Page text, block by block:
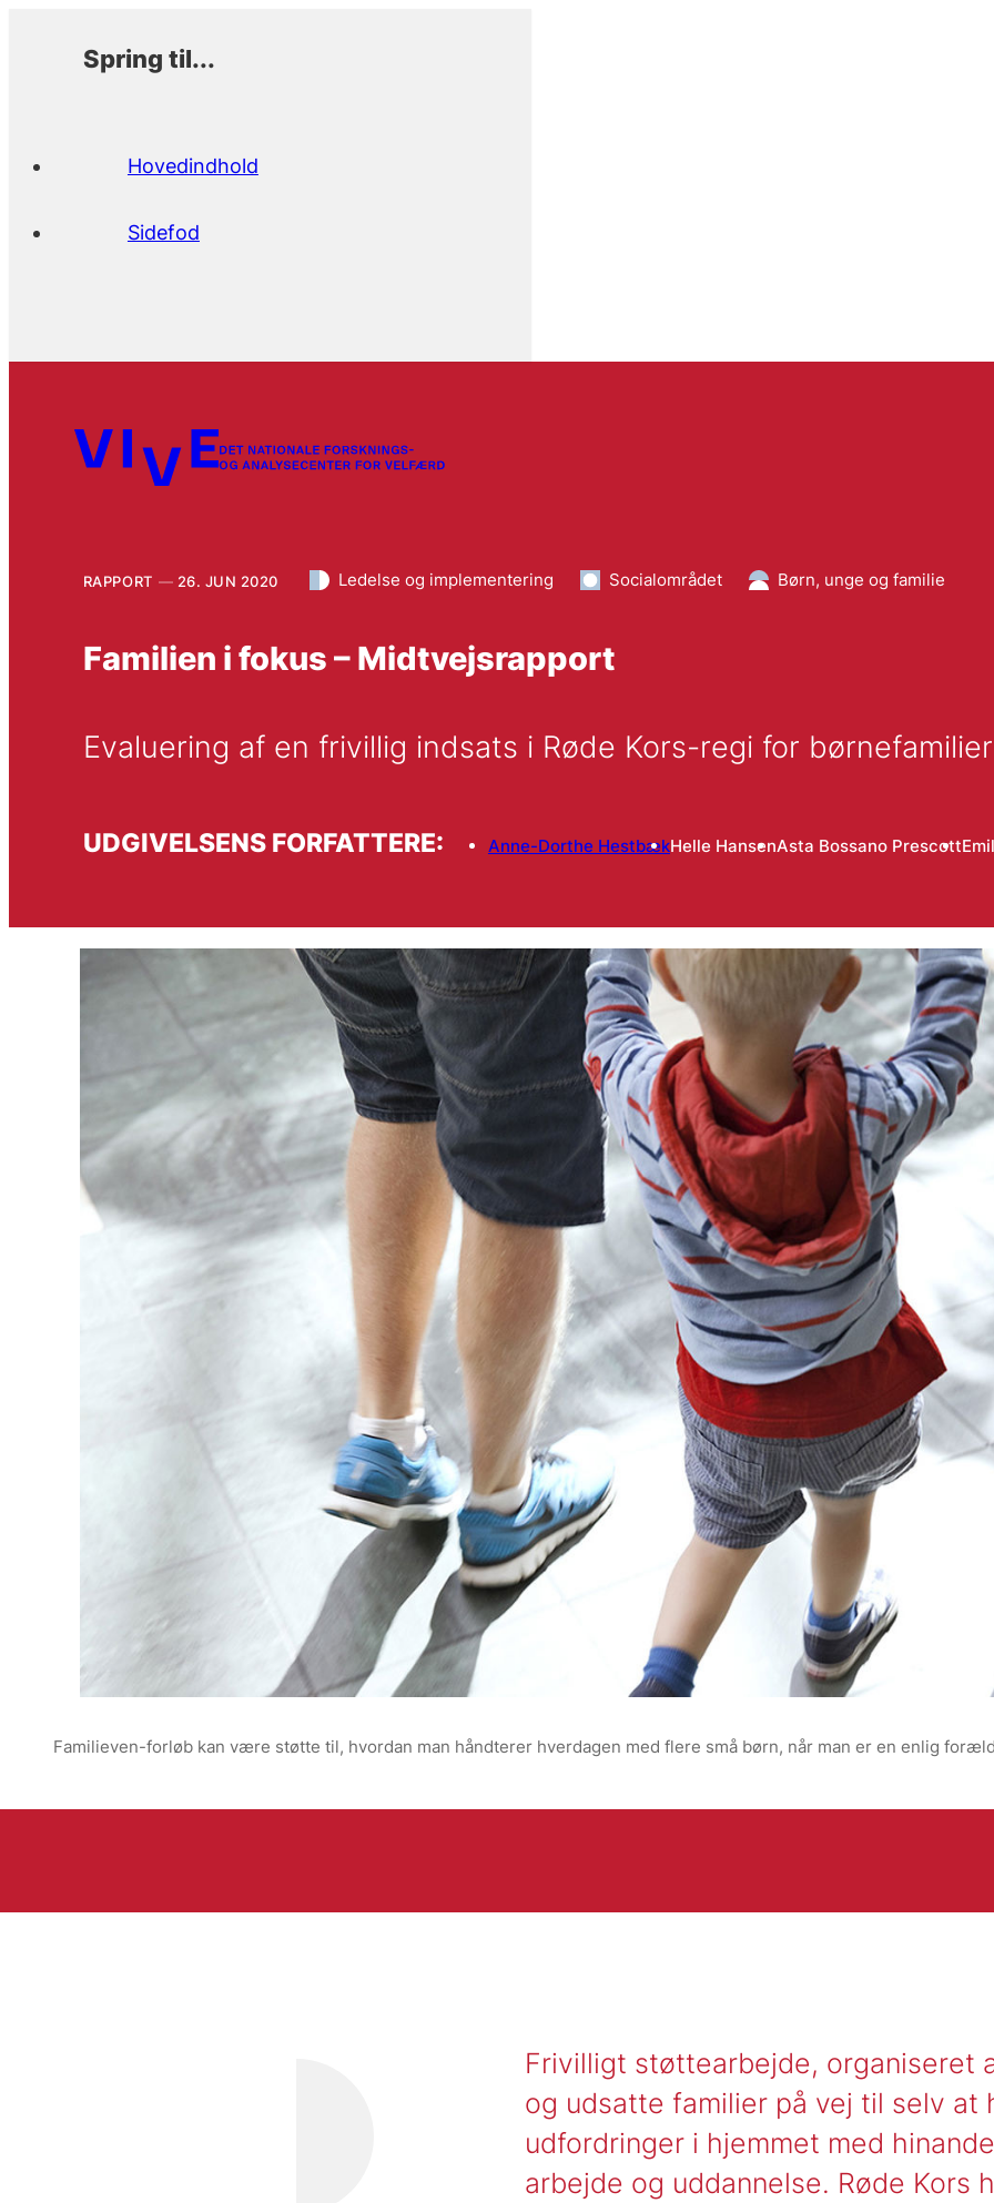
Spring til...
Hovedindhold
Sidefod
RAPPORT 26. JUN 2020 Ledelse og implementering Socialområdet Børn, unge og familie
Familien i fokus – Midtvejsrapport
Evaluering af en frivillig indsats i Røde Kors-regi for
UDGIVELSENS FORFATTERE: Anne-Dorthe HestbækHelle HansenAsta Bossano Prescott
Familieven-forløb kan være støtte til, hvordan man håndterer hverdagen med flere små børn, når man er en enlig
Frivilligt støttearbejde, organiseret
og udsatte familier på vej til selv at
udfordringer i hjemmet med
arbejde og uddannelse. Røde Kors